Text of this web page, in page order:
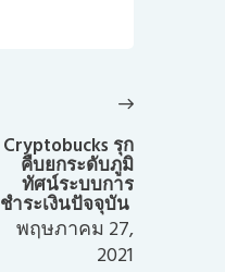
Cryptobucks รุก
คืบยกระดับภูมิ
ทัศน์ระบบการ
ชำระเงินปัจจุบัน
พฤษภาคม 27,
2021